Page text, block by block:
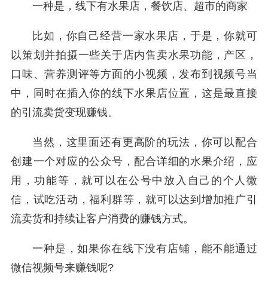
一种是，线下有水果店，餐饮店、超市的商家
比如，你自己经营一家水果店，于是，你就可
以策划并拍摄一些关于店内售卖水果功能，产区，
口味、营养测评等方面的小视频，发布到视频号当
中，同时在插入你的线下水果店位置，这是最直接
的引流卖货变现赚钱。
当然，这里面还有更高阶的玩法，你可以配合
创建一个对应的公众号，配合详细的水果介绍，应
用，功能等，就可以在公号中放入自己的个人微
信，试吃活动，福利群等，就可以达到增加推广引
流卖货和持续让客户消费的赚钱方式。
一种是，如果你在线下没有店铺，能不能通过
微信视频号来赚钱呢?